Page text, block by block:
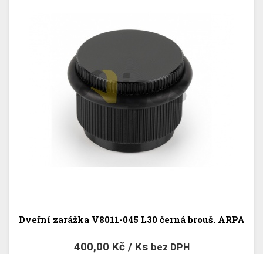
Dveřní zarážka V8011-045 L30 černá brouš. ARPA
400,00 Kč / Ks bez DPH